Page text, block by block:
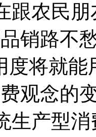
农民朋
销路不
度将就
观念的
生产型